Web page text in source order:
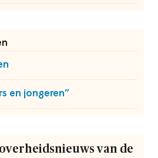
en jongeren”
van de